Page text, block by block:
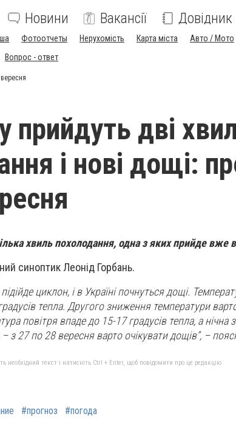
Новини Вакансії Довідник
Фотоотчеты Нерухомість Карта міста Авто / Мото
Вопрос - ответ
прийдуть дві
і нові дощі:
хвиль похолодання, одна з яких прийде вже
синоптик Леонід Горбань.
циклон, і в Україні почнуться дощі.
тепла. Другого зниження температури
повітря впаде до 15-17 градусів тепла, а нічна
– з 27 по 28 вересня варто очікувати дощів”, –
необхідний текст і натисніть Ctrl + Enter, щоб повідомити про це редакцію
#прогноз #погода